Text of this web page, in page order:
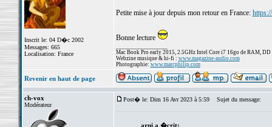
Inscrit le: 04 D�c 2002
Messages: 665
Localisation: France
Petite mise à jour depuis mon retour en France:
Bonne lecture
Mac Book Pro early 2015, 2.5GHz Intel Core i7 16go de RAM, DD
Webzine musique & hi-fi : www.magazine-audio.com
Photographie: www.marcphilip.com
Revenir en haut de page
ch-vox
Modérateur
Post� le: Dim 16 Avr 2023 à 5:59 Sujet du message:
arni a �crit: